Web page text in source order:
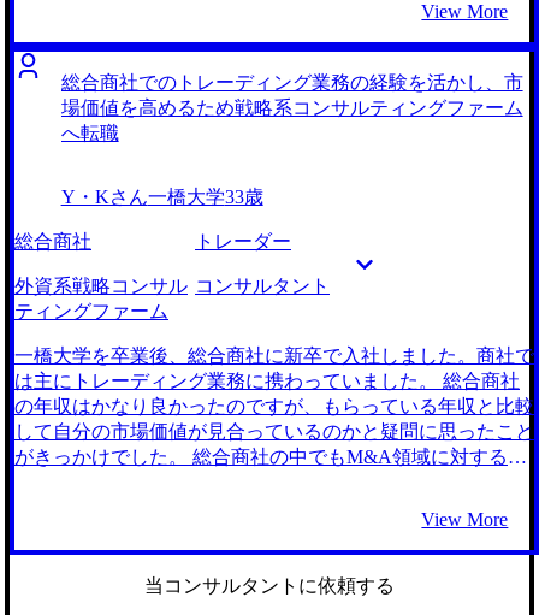
見つけていただきました。 面接対策も丁寧に付き合ってい
ただいたおかげで、柔軟な対応力を身につけることができま
した。 面接でお会いするコンサルタントは優秀な方ばかり
で、非常に刺激を受けました。また、面接結果がお見送りだ
った場合も、丁寧に今後のためのフィードバックを送ってく
ださる方も多く、人格的にも優れた方々に触れ、これから自
まりました。 自信を持ってアピールできる強みが少なかっ
しました。1つのエピソードについてはかなり深く言語化で
きていたので油断していた部分もありますが、もう1つ2つ鉄
板ネタを準備していても良かったです。 転職前は年収500万
円、転職後は年収550万円になりました。 選考を通じてコン
サルタントへの憧れが非常に高まったため、自分も晴れてコ
ンサル業界の一員となることができて感無量です。少しでも
早く成長し、採用してくれた会社に恩返しできるような人材
になりたいです。 また、大学同期にもいい刺激を与えられ
るように、ハードワークしていければと思っています。
なという焦りがありました。 社会人3年目の企画職が転職で
きる、かつ年収アップも狙える業界ということで、ほぼコン
サルティングファーム一択だと考えていました。 3社です。
大手ファームをはじめブティック系コンサルティングファー
ムなど幅広くご紹介いただけたからです。企業規模にあまり
ださり、アサインの自由度が高そうなブティック系コンサル
ティングファームをご紹介いただきました。 第二新卒で転
職する際の心構えを一から叩き込んでいただけたことが非常
にありがたかったです。自分では前向きな転職のつもりで
も、客観的には第二新卒での転職は短期離職懸念や現職で踏
け、冷静に対策を練ることができました。 菅原さんにご支
援いただき、自分ひとりで調べていてはたどり着かなかった
ようなブティック系コンサルティングファームの情報を得
て、沢山チャレンジし、納得して転職先を選べたことが良か
ったです。表面的な情報だけではなく、会社の雰囲気なども
た。きちんと現職でやれることはやり切り、その上で転職を
検討しているのだとしっかり伝えるのが重要だと思いまし
た。 転職前は年収350万円、転職後は年収500万円になりま
View More
総合商社でのトレーディング業務の経験を活かし、市
場価値を高めるため戦略系コンサルティングファーム
へ転職
Y・Kさん一橋大学33歳
総合商社 トレーダー
外資系戦略コンサル
ティングファーム
コンサルタント
一橋大学を卒業後、総合商社に新卒で入社しました。商社で
は主にトレーディング業務に携わっていました。 総合商社
の年収はかなり良かったのですが、もらっている年収と比較
して自分の市場価値が見合っているのかと疑問に思ったこと
がきっかけでした。 総合商社の中でもM&A領域に対する関
られる仕事は何かと考えたとき、コンサルタントが最初に思
い浮かびました。また、スタートアップやベンチャーに行く
ほどリスクは取りたくないですし、家庭もあったので年収は
View More
当コンサルタントに依頼する